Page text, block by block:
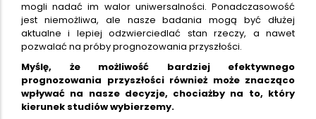
mogli nadać im walor uniwersalności. Ponadczasowość
jest niemożliwa, ale nasze badania mogą być dłużej
aktualne i lepiej odzwierciedlać stan rzeczy, a nawet
pozwalać na próby prognozowania przyszłości.
Myślę, że możliwość bardziej efektywnego
prognozowania przyszłości również może znacząco
wpływać na nasze decyzje, chociażby na to, który
kierunek studiów wybierzemy.